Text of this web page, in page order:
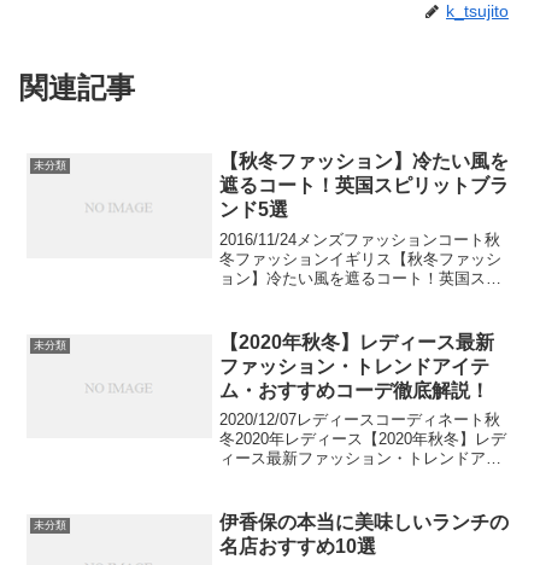
k_tsujito
関連記事
未分類
【秋冬ファッション】冷たい風を
遮るコート！英国スピリットブラ
ンド5選
2016/11/24メンズファッションコート秋
冬ファッションイギリス【秋冬ファッシ
ョン】冷たい風を遮るコート！英国スピ
か迷っていませんか。今回はファッショ
ンの先端をい...
未分類
【2020年秋冬】レディース最新
ファッション・トレンドアイテ
ム・おすすめコーデ徹底解説！
2020/12/07レディースコーディネート秋
冬2020年レディース【2020年秋冬】レデ
ィース最新ファッション・トレンドアイ
表れましたが、そんな暗い雰囲気を打ち
消すか...
未分類
伊香保の本当に美味しいランチの
名店おすすめ10選